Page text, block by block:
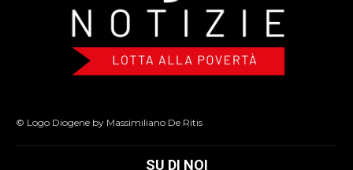
© Logo Diogene by Massimiliano De Ritis
SU DI NOI